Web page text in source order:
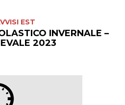
EST
INVERNALE –
2023